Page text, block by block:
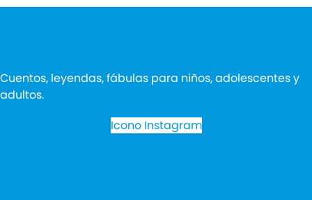
Cuentos, leyendas, fábulas para niños, adolescentes y
adultos.
Icono Instagram